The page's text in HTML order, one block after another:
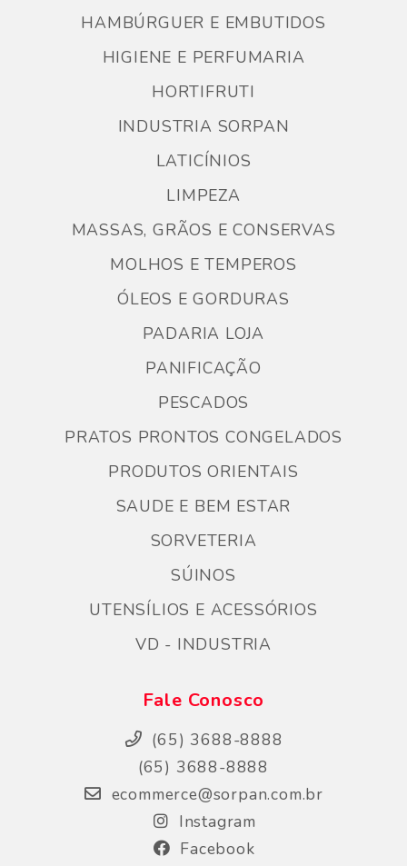
HAMBÚRGUER E EMBUTIDOS
HIGIENE E PERFUMARIA
HORTIFRUTI
INDUSTRIA SORPAN
LATICÍNIOS
LIMPEZA
MASSAS, GRÃOS E CONSERVAS
MOLHOS E TEMPEROS
ÓLEOS E GORDURAS
PADARIA LOJA
PANIFICAÇÃO
PESCADOS
PRATOS PRONTOS CONGELADOS
PRODUTOS ORIENTAIS
SAUDE E BEM ESTAR
SORVETERIA
SÚINOS
UTENSÍLIOS E ACESSÓRIOS
VD - INDUSTRIA
Fale Conosco
(65) 3688-8888
(65) 3688-8888
ecommerce@sorpan.com.br
Instagram
Facebook